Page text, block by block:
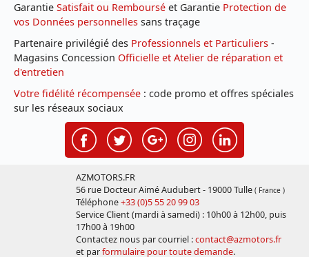
Garantie Satisfait ou Remboursé et Garantie Protection de
vos Données personnelles sans traçage
Partenaire privilégié des Professionnels et Particuliers -
Magasins Concession Officielle et Atelier de réparation et
d'entretien
Votre fidélité récompensée : code promo et offres spéciales
sur les réseaux sociaux
AZMOTORS.FR
56 rue Docteur Aimé Audubert - 19000 Tulle ( France )
Téléphone+33 (0)5 55 20 99 03
Service Client (mardi à samedi) : 10h00 à 12h00, puis
17h00 à 19h00
Contactez nous par courriel :contact@azmotors.fr
et parformulaire pour toute demande.